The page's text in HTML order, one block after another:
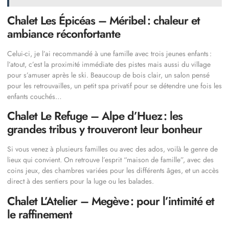
Chalet Les Épicéas – Méribel : chaleur et
ambiance réconfortante
Celui-ci, je l’ai recommandé à une famille avec trois jeunes enfants :
l’atout, c’est la proximité immédiate des pistes mais aussi du village
pour s’amuser après le ski. Beaucoup de bois clair, un salon pensé
pour les retrouvailles, un petit spa privatif pour se détendre une fois les
enfants couchés…
Chalet Le Refuge – Alpe d’Huez : les
grandes tribus y trouveront leur bonheur
Si vous venez à plusieurs familles ou avec des ados, voilà le genre de
lieux qui convient. On retrouve l’esprit “maison de famille”, avec des
coins jeux, des chambres variées pour les différents âges, et un accès
direct à des sentiers pour la luge ou les balades.
Chalet L’Atelier – Megève : pour l’intimité et
le raffinement